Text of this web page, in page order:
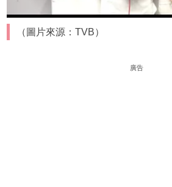
（圖片來源：TVB）
廣告